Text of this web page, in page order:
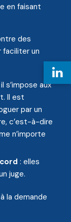
en faisant
des
faciliter un
s’impose aux
Il est
par un
c’est-à-dire
n’importe
: elles
juge.
la demande